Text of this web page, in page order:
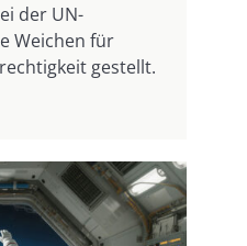
der UN-
Weichen für
gestellt.